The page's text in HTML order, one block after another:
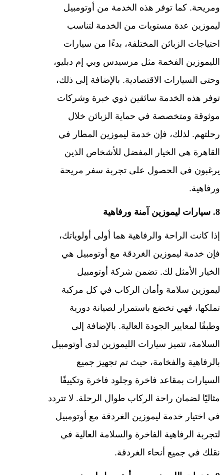
ومريحة. كما توفر هذه الخدمة من أوتومبيل
ليموزين عدة مستويات من الخدمة لتناسب
احتياجات الزبائن المختلفة، بدءًا من سيارات
الليموزين الفخمة مثل مرسيدس وبي إم دبليو،
وحتى السيارات الاقتصادية. بالإضافة إلى ذلك،
توفر هذه الخدمة سائقين ذوي خبرة وشركات
موثوقة ومتخصصة في حماية الزبائن خلال
رحلتهم. لذلك، فإن خدمة ليموزين المطار في
القاهرة هي الخيار المفضل للأشخاص الذين
يرغبون في الحصول على تجربة سفر مريحة
ورفاهية.
8. سيارات ليموزين آمنة ورفاهية
إذا كانت الراحة والرفاهية هما أولى أولوياتك،
فإن خدمة ليموزين الغردقة مع أوتومبيل هي
الخيار الأمثل لك. تضمن شركة أوتومبيل
ليموزين سلامة وأمان الركاب في كل مركبة
تملكها، فهي تخضع باستمرار لصيانة دورية
وطبقًا لمعايير الجودة العالية. بالإضافة إلى
السلامة، تتميز سيارات الليموزين لدى أوتومبيل
بالرفاهية والفخامة، حيث تم تجهيز جميع
السيارات بمقاعد فاخرة وجلود فاخرة وتكييفًا
مثاليًا لضمان راحة الركاب طوال الرحلة. لا تتردد
في اختيار خدمة ليموزين الغردقة مع أوتومبيل
لتجربة الرفاهية الفاخرة والسلامة العالية في
نقلك في جميع أنحاء الغردقة.